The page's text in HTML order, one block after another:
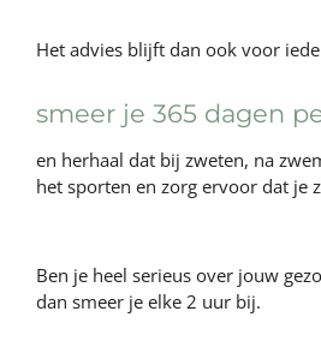
Het advies blijft dan ook voor
smeer je 365 dagen
en herhaal dat bij zweten, na
het sporten en zorg ervoor dat je
Ben je heel serieus over jouw
dan smeer je elke 2 uur bij.